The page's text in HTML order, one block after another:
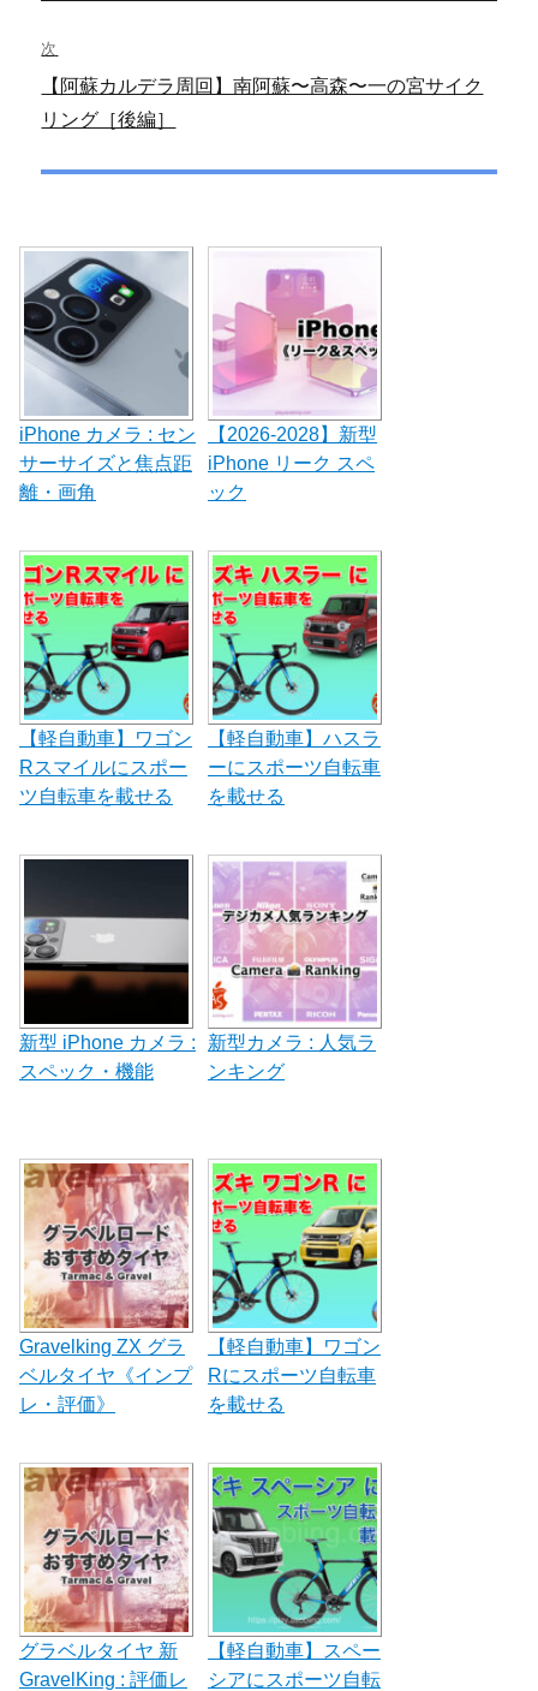
ビ
ゲ
ー
シ
ョ
ン
投
稿:
次
次
の
【阿蘇カルデラ周回】南阿蘇〜高森〜一の宮サイク
リング［後編］
iPhone カメラ : セン
サーサイズと焦点距
離・画角
【2026-2028】新型
iPhone リーク スペ
ック
【軽自動車】ワゴン
Rスマイルにスポー
ツ自転車を載せる
【軽自動車】ハスラ
ーにスポーツ自転車
を載せる
新型 iPhone カメラ :
スペック・機能
新型カメラ : 人気ラ
ンキング
Gravelking ZX グラ
ベルタイヤ《インプ
レ・評価》
【軽自動車】ワゴン
Rにスポーツ自転車
を載せる
グラベルタイヤ 新
GravelKing : 評価レ
【軽自動車】スペー
シアにスポーツ自転